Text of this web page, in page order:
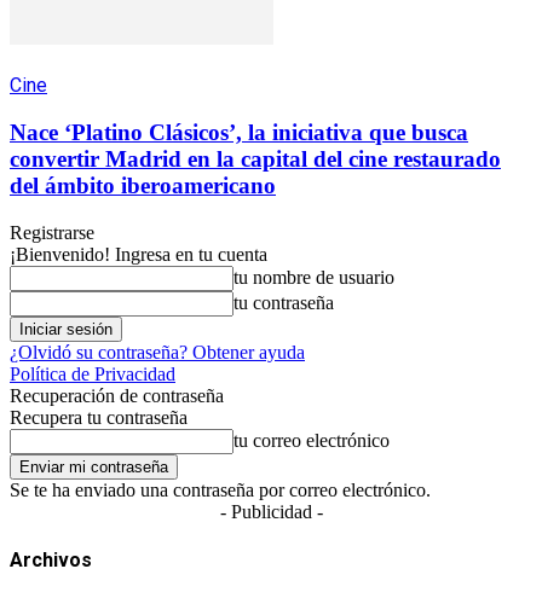
Cine
Nace ‘Platino Clásicos’, la iniciativa que busca
convertir Madrid en la capital del cine restaurado
del ámbito iberoamericano
Registrarse
¡Bienvenido! Ingresa en tu cuenta
tu nombre de usuario
tu contraseña
¿Olvidó su contraseña? Obtener ayuda
Política de Privacidad
Recuperación de contraseña
Recupera tu contraseña
tu correo electrónico
Se te ha enviado una contraseña por correo electrónico.
- Publicidad -
Archivos